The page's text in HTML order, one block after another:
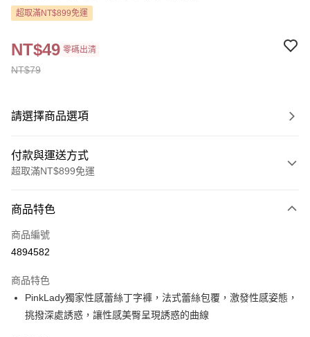
超取滿NT$899免運
NT$79
NT$49 零碼出清
請選擇商品選項
付款與運送方式
超取滿NT$899免運
信用卡一次付款
超商取貨付款
Apple Pay
街口支付
商品特色
商品編號
4894582
商品特色
PinkLady獨家性感蕾絲丁字褲，法式蕾絲包覆，激發性感姿態，
挑撥深處誘惑，讓性感美臀呈現誘惑的曲線